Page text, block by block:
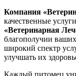
Компания
качественные
«Ветеринарная
благополучии
широкий спектр
улучшать их